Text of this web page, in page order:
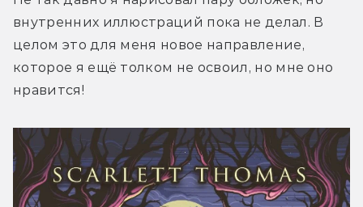
внутренних иллюстраций пока не делал. В
целом это для меня новое направление,
которое я ещё толком не освоил, но мне оно
нравится!